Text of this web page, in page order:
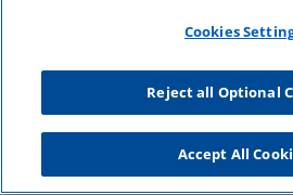
Cookies
Reject all Optional
Accept All